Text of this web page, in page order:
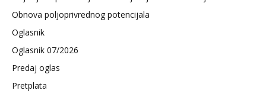
Obnova poljoprivrednog potencijala
Oglasnik
Oglasnik 07/2026
Predaj oglas
Pretplata